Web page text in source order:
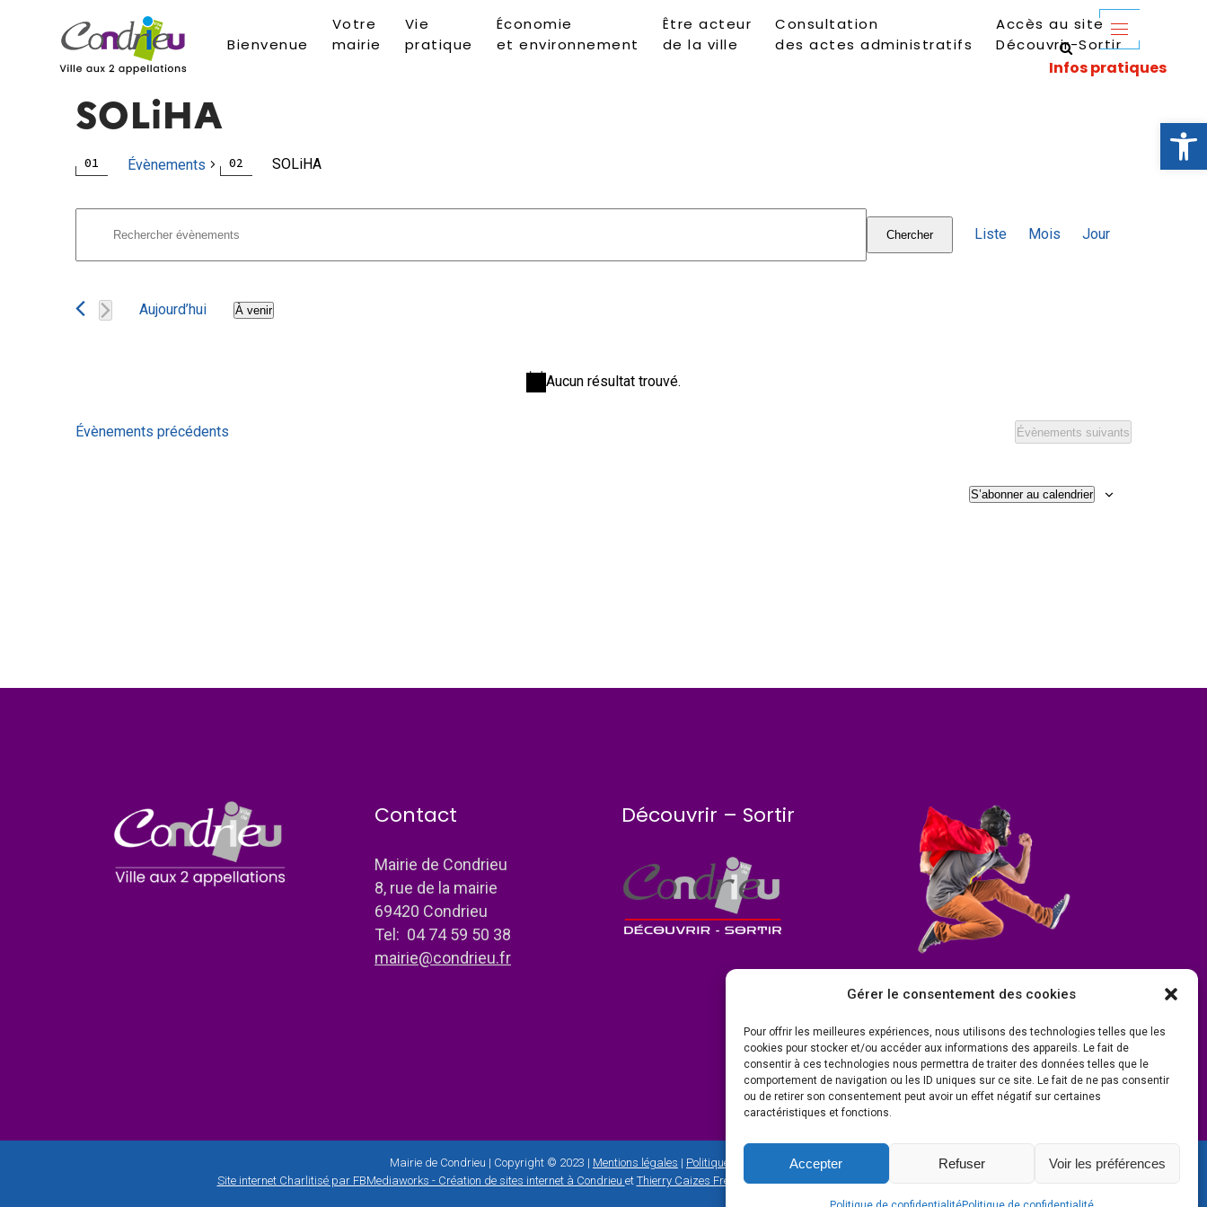
Ouvrir
Gérer le consentement des cookies
Pour offrir les meilleures expériences, nous utilisons des technologies telles que les
cookies pour stocker et/ou accéder aux informations des appareils. Le fait de
consentir à ces technologies nous permettra de traiter des données telles que le
comportement de navigation ou les ID uniques sur ce site. Le fait de ne pas consentir
ou de retirer son consentement peut avoir un effet négatif sur certaines
caractéristiques et fonctions.
Accepter Refuser Voir les préférences
Bienvenue
Votre
mairie
Vie
pratique
Économie
et environnement
Être acteur
de la ville
Consultation
des actes administratifs
Accès au site
Découvrir-Sortir
SOLiHA
Évènements SOLiHA
Évènements
Notice
Aucun résultat trouvé.
Recherche
et
navigation
Évènements
Rechercher
Évènements
Chercher
Navigation
Liste Mois Jour
Aujourd’hui À venir
Évènements précédents Évènements suivants
S’abonner au calendrier
Contact
Mairie de Condrieu
8, rue de la mairie
69420 Condrieu
Tel: 04 74 59 50 38
mairie@condrieu.fr
Découvrir – Sortir
Mairie de Condrieu | Copyright © 2023 | Mentions légales | Politique de confidentialité
Site internet Charlitisé par FBMediaworks - Création de sites internet à Condrieu et Thierry Caizes Freelance| Photos parOmbre et Matière - Photographe